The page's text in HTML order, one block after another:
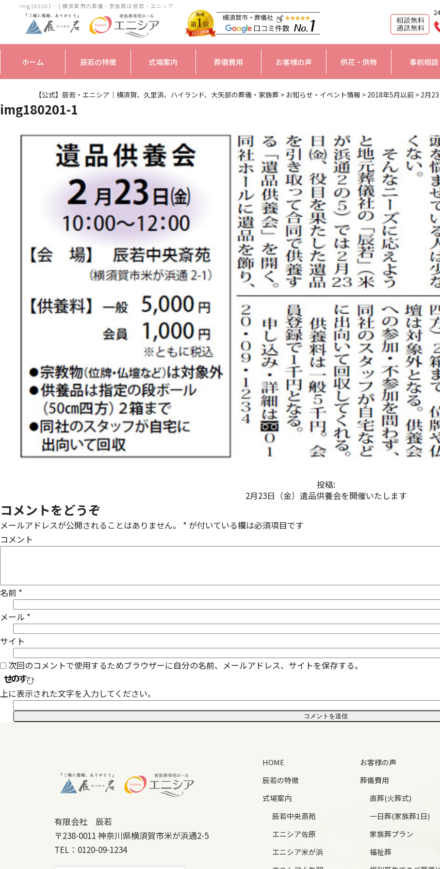
img180201… | 横須賀市の葬儀・家族葬は辰若・エニシア
ホーム 辰若の特徴 式場案内 葬儀費用 お客様の声 供花・供物 事前相談
【公式】辰若・エニシア｜横須賀、久里浜、ハイランド、大矢部の葬儀・家族葬 > お知らせ・イベント情報 > 2018年5月以前 > 2月
img180201-1
投稿:
2月23日（金）遺品供養会を開催いたします
コメントをどうぞ
メールアドレスが公開されることはありません。 * が付いている欄は必須項目です
コメント
名前 *
メール *
サイト
次回のコメントで使用するためブラウザーに自分の名前、メールアドレス、サイトを保存する。
上に表示された文字を入力してください。
有限会社 辰若
〒238-0011 神奈川県横須賀市米が浜通2-5
TEL： 0120-09-1234
HOME
辰若の特徴
式場案内
辰若中央斎苑
エニシア佐原
エニシア米が浜
お客様の声
葬儀費用
直葬(火葬式)
一日葬(家族葬1日)
家族葬プラン
福祉葬